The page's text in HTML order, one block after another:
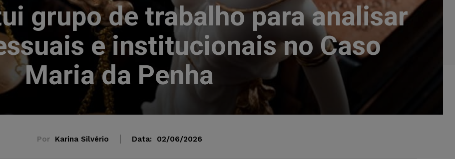
grupo de trabalho para analisar
e institucionais no Caso
Maria da Penha
Por Karina Silvério Data: 02/06/2026